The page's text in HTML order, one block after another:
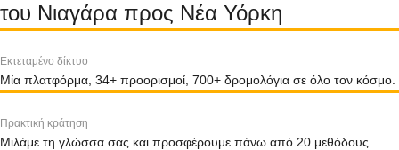
του Νιαγάρα προς Νέα Υόρκη
Εκτεταμένο δίκτυο
Μία πλατφόρμα, 34+ προορισμοί, 700+ δρομολόγια σε όλο τον κόσμο.
Πρακτική κράτηση
Μιλάμε τη γλώσσα σας και προσφέρουμε πάνω από 20 μεθόδους